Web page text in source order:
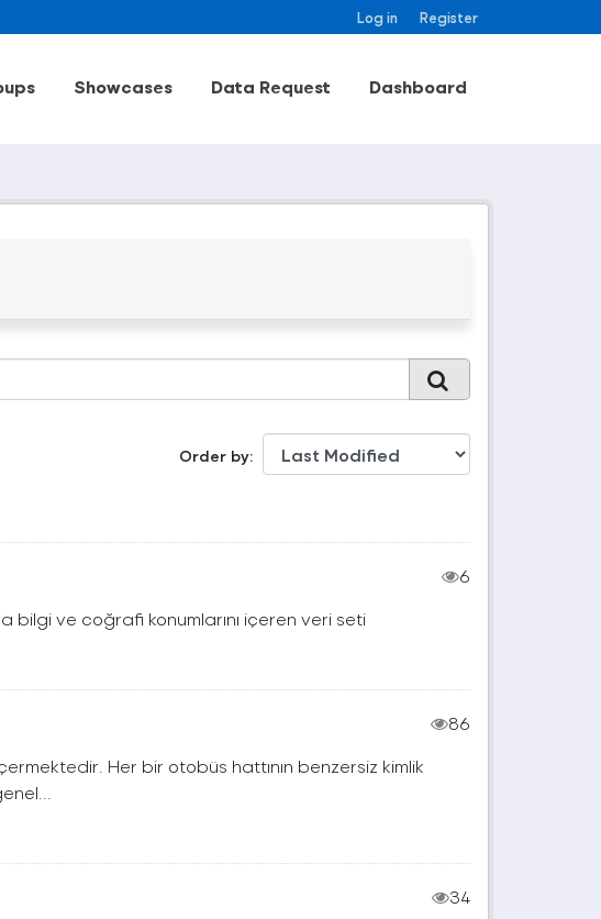
Log in Register
Showcases Data Request Dashboard
Order by
6
bilgi ve coğrafi konumlarını içeren veri seti
86
Her bir otobüs hattının benzersiz kimlik
34